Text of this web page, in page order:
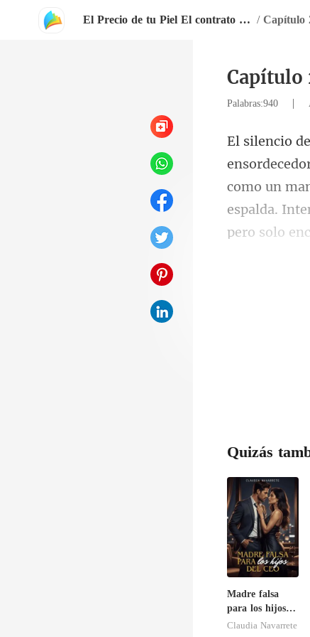
El Precio de tu Piel El contrato con Tyler Black / Capítulo
Capítulo
Palabras:940 |
como un
espalda.
Quizás
Madre falsa
para los hijos
del CEO
Claudia Navarrete